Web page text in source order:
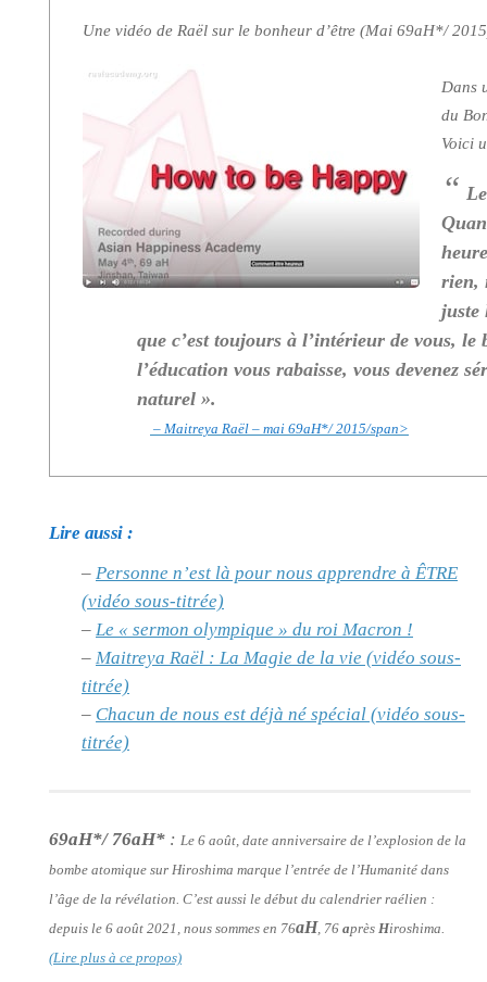
Une vidéo de Raël sur le bonheur d’être (Mai 69aH*/
Dans
du
Voici
“
rien,
juste
que c’est toujours à l’intérieur de vous,
l’éducation vous rabaisse, vous devenez
naturel ».
– Maitreya Raël – mai 69aH*/ 2015/span>
Lire aussi :
– Personne n’est là pour nous apprendre à ÊTRE
(vidéo sous-titrée)
– Le « sermon olympique » du roi Macron !
– Maitreya Raël : La Magie de la vie (vidéo sous-
titrée)
– Chacun de nous est déjà né spécial (vidéo sous-
titrée)
69aH*/ 76aH* : Le 6 août, date anniversaire de l’explosion de la
bombe atomique sur Hiroshima marque l’entrée de l’Humanité dans
l’âge de la révélation. C’est aussi le début du calendrier raélien :
depuis le 6 août 2021, nous sommes en 76aH, 76 après Hiroshima.
(Lire plus à ce propos)